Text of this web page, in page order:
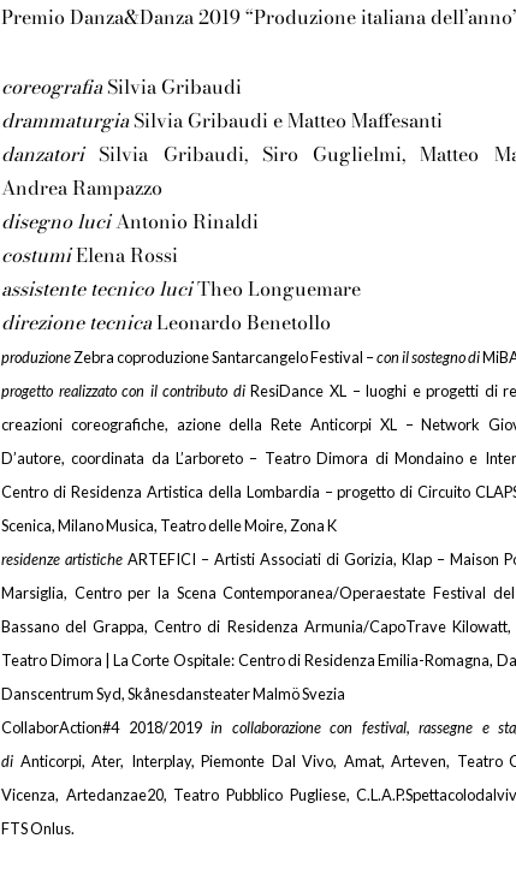
Premio Danza&Danza 2019 “Produzione italiana
coreografiaSilvia Gribaudi
drammaturgiaSilvia Gribaudi e Matteo Maffesanti
danzatoriSilvia Gribaudi, Siro Guglielmi, Matteo
Andrea Rampazzo
disegno luciAntonio Rinaldi
costumiElena Rossi
assistente tecnico luciTheo Longuemare
direzione tecnicaLeonardo Benetollo
produzioneZebra coproduzione Santarcangelo Festival –con il sostegno di
progetto realizzato con il contributo diResiDance XL – luoghi e progetti di
creazioni coreografiche, azione della Rete Anticorpi XL – Network
D’autore, coordinata da L’arboreto – Teatro Dimora di Mondaino e
Centro di Residenza Artistica della Lombardia – progetto di Circuito
Scenica, Milano Musica, Teatro delle Moire, Zona K
residenze artistiche ARTEFICI – Artisti Associati di Gorizia, Klap – Maison
Marsiglia, Centro per la Scena Contemporanea/Operaestate Festival
Bassano del Grappa, Centro di Residenza Armunia/CapoTrave Kilowatt,
Teatro Dimora | La Corte Ospitale: Centro di Residenza Emilia-Romagna,
Danscentrum Syd, Skånesdansteater Malmö Svezia
CollaborAction#4 2018/2019 in collaborazione con festival, rassegne e
di Anticorpi, Ater, Interplay, Piemonte Dal Vivo, Amat, Arteven, Teatro
Vicenza, Artedanzae20, Teatro Pubblico Pugliese,
FTS Onlus.